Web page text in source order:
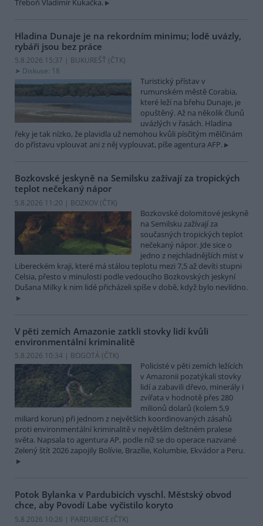
Třeboň Vladimír Kukačka.
Hladina Dunaje je na rekordním minimu; lodě uvázly,
rybáři jsou bez práce
5.8.2026 15:37 | BUKUREŠŤ (ČTK)
Diskuse: 18
Turistický přístav v
rumunském městě Corabia,
které leží na břehu Dunaje, je
opuštěný. Až na několik člunů
uvázlých v řasách. Hladina
řeky je tak nízko, že plavidla už nemohou kvůli písčitým mělčinám
do přístavu vplouvat ani z něj vyplouvat, píše agentura AFP.
Bozkovské jeskyně na Semilsku zažívají za tropických
teplot nečekaný nápor
5.8.2026 11:20 | BOZKOV (ČTK)
Bozkovské dolomitové jeskyně
na Semilsku zažívají za
současných tropických teplot
nečekaný nápor. Jde sice o
jedno z nejchladnějších míst v
Libereckém kraji, které má stálou teplotu mezi 7,5 až devíti stupni
Celsia, přesto v minulosti podle vedoucího Bozkovských jeskyní
Dušana Milky k nim lidé přicházeli spíše v době, když bylo nevlídno.
V pěti zemích Amazonie zatkli stovky lidí kvůli
environmentální kriminalitě
5.8.2026 10:34 | BOGOTÁ (ČTK)
Policisté v pěti zemích ležících
v Amazonii pozatýkali stovky
lidí a zabavili dřevo, minerály i
zvířata v hodnotě přes 280
milionů dolarů (kolem 5,9
miliard korun) při jednom z největších koordinovaných zásahů
proti environmentální kriminalitě v největším deštném pralese
světa. Napsala to agentura AP, podle níž se do operace nazvané
Zelený štít 2026 zapojily Bolívie, Brazílie, Kolumbie, Ekvádor a Peru.
Potok Bylanka v Pardubicích vyschl. Městský obvod
chce, aby Povodí Labe vyčistilo koryto
5.8.2026 10:26 | PARDUBICE (ČTK)